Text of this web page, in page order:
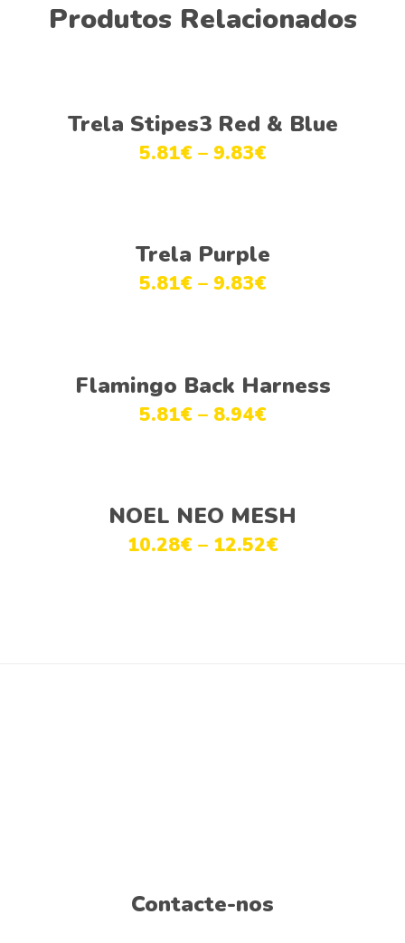
Produtos Relacionados
Ver opções
Trela Stipes3 Red & Blue
5.81€ – 9.83€
Ver opções
Trela Purple
5.81€ – 9.83€
Ver opções
Flamingo Back Harness
5.81€ – 8.94€
Ver opções
NOEL NEO MESH
10.28€ – 12.52€
Contacte-nos